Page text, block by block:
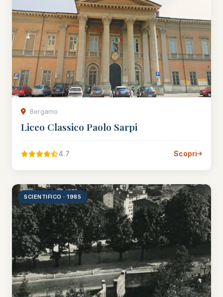
Bergamo
Liceo Classico Paolo Sarpi
4.7 Scopri
SCIENTIFICO · 1985